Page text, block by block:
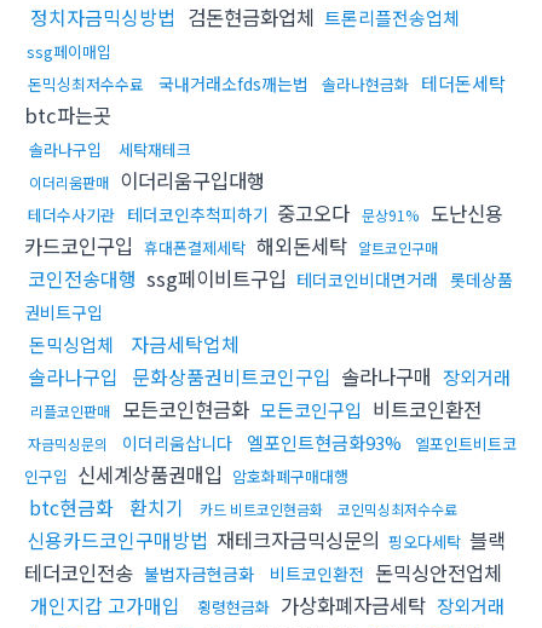
정치자금믹싱방법 검돈현금화업체 트론리플전송업체
ssg페이매입
돈믹싱최저수수료
국내거래소fds깨는법 솔라나현금화 테더돈세탁
btc파는곳
솔라나구입 세탁재테크
이더리움판매 이더리움구입대행
테더수사기관 테더코인추척피하기 중고오다 문상91%
도난신용
카드코인구입 휴대폰결제세탁 해외돈세탁 알트코인구매
코인전송대행 ssg페이비트구입 테더코인비대면거래 롯데상품
권비트구입
돈믹싱업체
자금세탁업체
솔라나구입 문화상품권비트코인구입 솔라나구매 장외거래
리플코인판매 모든코인현금화 모든코인구입 비트코인환전
자금믹싱문의 이더리움삽니다 엘포인트현금화93%
엘포인트비트코
인구입 신세계상품권매입 암호화폐구매대행
btc현금화 환치기 카드 비트코인현금화 코인믹싱최저수수료
신용카드코인구매방법 재테크자금믹싱문의 핑오다세탁 블랙
테더코인전송 불법자금현금화 비트코인환전 돈믹싱안전업체
개인지갑 고가매입
횡령현금화 가상화폐자금세탁 장외거래